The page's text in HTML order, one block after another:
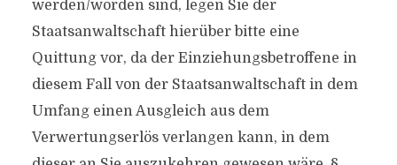
werden/worden sind, legen Sie der
Staatsanwaltschaft hierüber bitte eine
Quittung vor, da der Einziehungsbetroffene in
diesem Fall von der Staatsanwaltschaft in dem
Umfang einen Ausgleich aus dem
Verwertungserlös verlangen kann, in dem